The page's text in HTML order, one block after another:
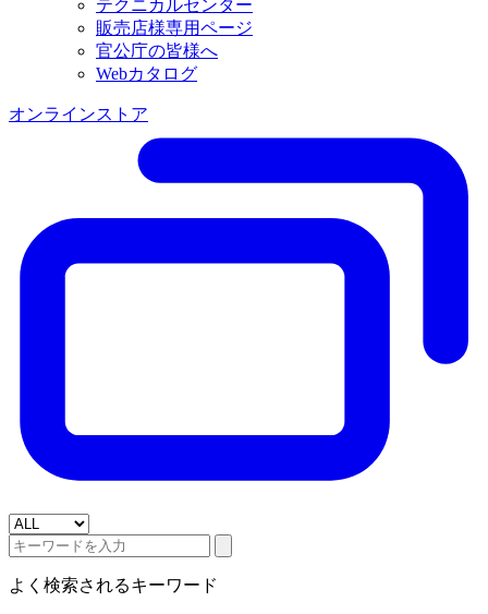
テクニカルセンター
販売店様専用ページ
官公庁の皆様へ
Webカタログ
オンラインストア
よく検索されるキーワード